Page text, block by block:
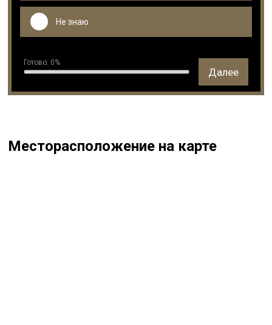
Не знаю
Готово: 0%
Далее
Месторасположение на карте